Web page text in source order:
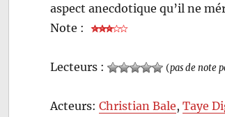
aspect anecdotique qu’il ne
Note :
Lecteurs : (pas de note
Acteurs:Christian Bale,Taye